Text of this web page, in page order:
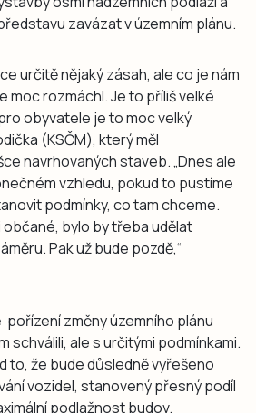
zavázat v územním plánu.
určitě nějaký zásah, ale co je nám
moc rozmáchl. Je to příliš velké
obyvatele je to moc velký
(KSČM), který měl
navrhovaných staveb. „Dnes ale
vzhledu, pokud to pustíme
podmínky, co tam chceme.
občané, bylo by třeba udělat
Pak už bude pozdě,“
změny územního plánu
schválili, ale s určitými podmínkami.
to, že bude důsledně vyřešeno
vozidel, stanovený přesný podíl
podlažnost budov.